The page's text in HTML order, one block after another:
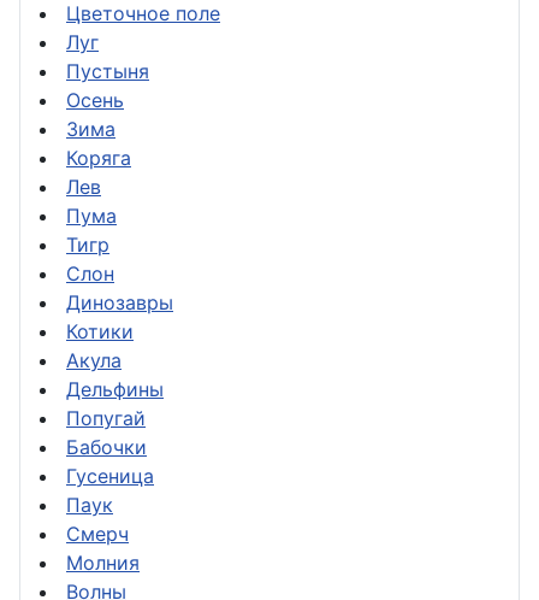
Цветочное поле
Луг
Пустыня
Осень
Зима
Коряга
Лев
Пума
Тигр
Слон
Динозавры
Котики
Акула
Дельфины
Попугай
Бабочки
Гусеница
Паук
Смерч
Молния
Волны